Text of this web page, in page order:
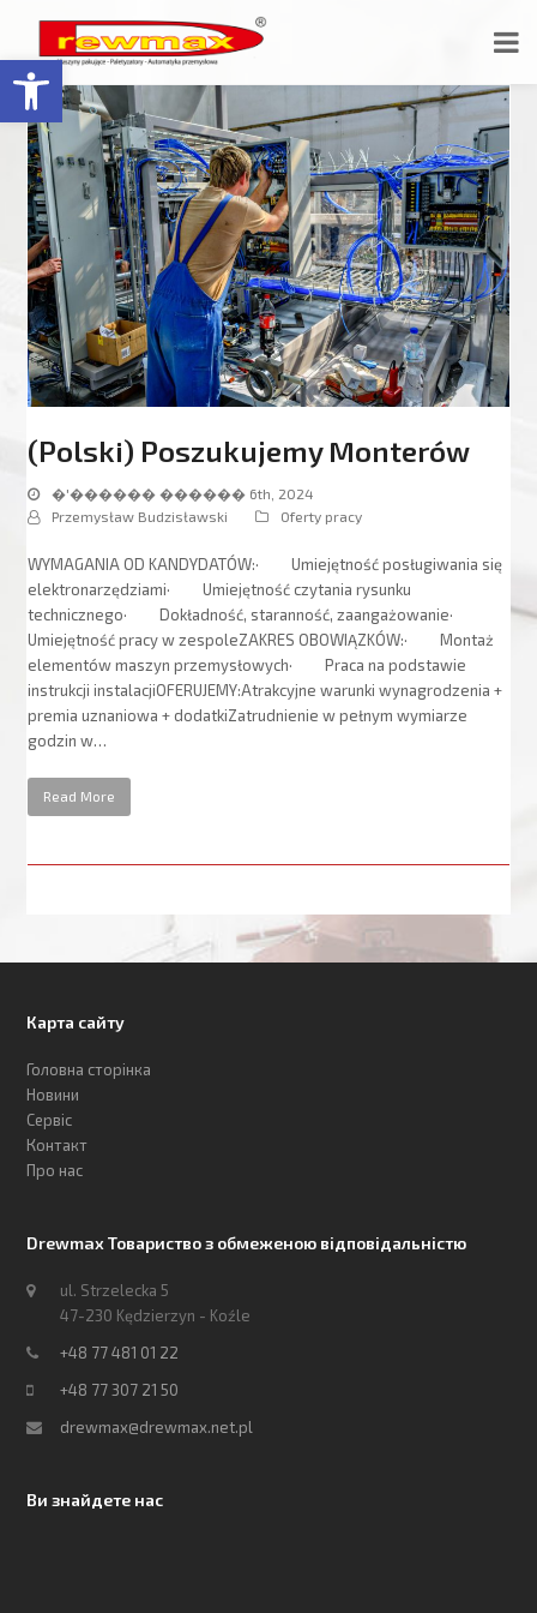
Відкрити Панель інструментів
(Polski) Poszukujemy Monterów
�'������ ������ 6th, 2024
Przemysław Budzisławski
Oferty pracy
WYMAGANIA OD KANDYDATÓW:· Umiejętność posługiwania się
elektronarzędziami· Umiejętność czytania rysunku
technicznego· Dokładność, staranność, zaangażowanie·
Umiejętność pracy w zespoleZAKRES OBOWIĄZKÓW:· Montaż
elementów maszyn przemysłowych· Praca na podstawie
instrukcji instalacjiOFERUJEMY:Atrakcyjne warunki wynagrodzenia +
premia uznaniowa + dodatkiZatrudnienie w pełnym wymiarze
godzin w…
Read More
Карта сайту
Головна сторінка
Новини
Сервіс
Контакт
Про нас
Drewmax Товариство з обмеженою відповідальністю
ul. Strzelecka 5
47-230 Kędzierzyn - Koźle
+48 77 481 01 22
+48 77 307 21 50
drewmax@drewmax.net.pl
Ви знайдете нас